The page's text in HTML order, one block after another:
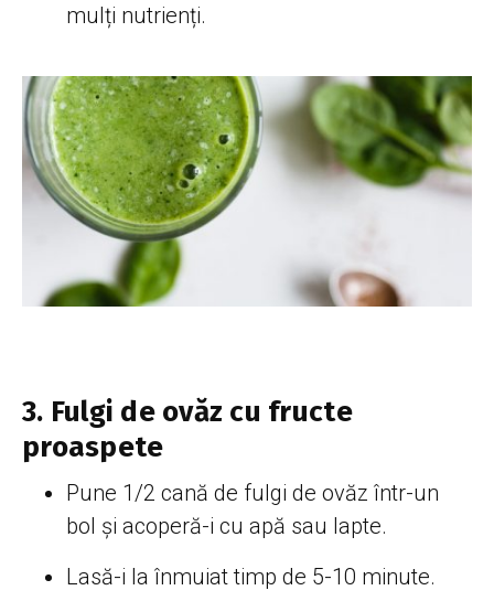
mulți nutrienți.
3. Fulgi de ovăz cu fructe
proaspete
Pune 1/2 cană de fulgi de ovăz într-un
bol și acoperă-i cu apă sau lapte.
Lasă-i la înmuiat timp de 5-10 minute.